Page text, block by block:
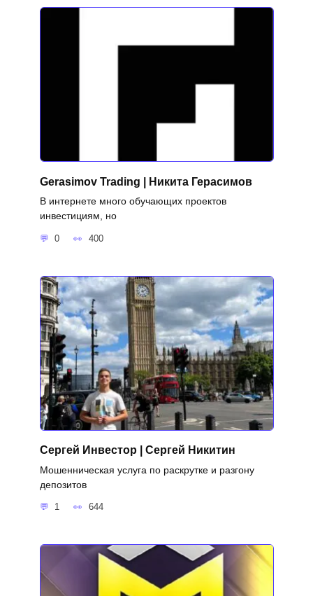
Gerasimov Trading | Никита Герасимов
В интернете много обучающих проектов
инвестициям, но
0 400
Сергей Инвестор | Сергей Никитин
Мошенническая услуга по раскрутке и разгону
депозитов
1 644